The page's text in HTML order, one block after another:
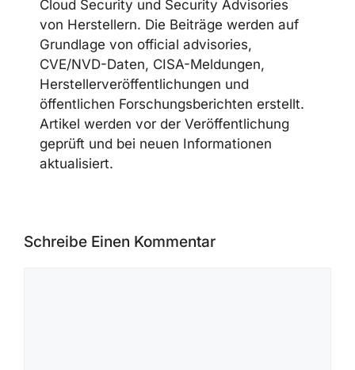
über Cybersecurity-News,
Schwachstellen, Malware-Kampagnen,
Ransomware-Aktivitäten, AI Security,
Cloud Security und Security Advisories
von Herstellern. Die Beiträge werden auf
Grundlage von official advisories,
CVE/NVD-Daten, CISA-Meldungen,
Herstellerveröffentlichungen und
öffentlichen Forschungsberichten